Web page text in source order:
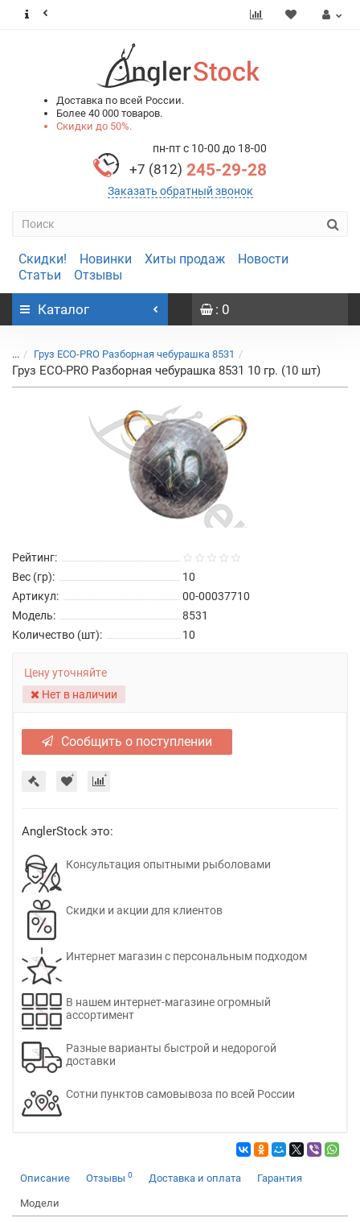
Доставка по всей России.
Более 40 000 товаров.
Скидки до 50%.
пн-пт с 10-00 до 18-00
+7 (812) 245-29-28
Заказать обратный звонок
Скидки! Новинки Хиты продаж
Новости
Статьи
Отзывы
Каталог : 0
... Груз ECO-PRO Разборная чебурашка 8531
Груз ECO-PRO Разборная чебурашка 8531 10 гр. (10 шт)
Рейтинг:
Вес (гр):
10
Артикул:
00-00037710
Модель:
8531
Количество (шт):
10
Цену уточняйте
Нет в наличии
Сообщить о поступлении
AnglerStock это:
Консультация опытными рыболовами
Скидки и акции для клиентов
Интернет магазин с персональным подходом
В нашем интернет-магазине огромный
ассортимент
Разные варианты быстрой и недорогой
доставки
Сотни пунктов самовывоза по всей России
Описание Отзывы 0 Доставка и оплата Гарантия
Модели